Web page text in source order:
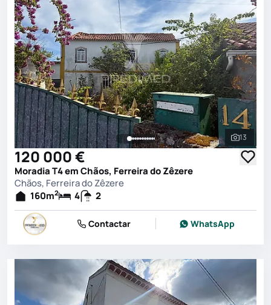
Ver
13
120 000 €
Moradia T4 em Chãos, Ferreira do Zêzere
Chãos, Ferreira do Zêzere
160m2 4 2
Contactar WhatsApp